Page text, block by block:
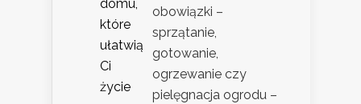
obowiązki –
sprzątanie,
gotowanie,
ogrzewanie czy
pielęgnacja ogrodu –